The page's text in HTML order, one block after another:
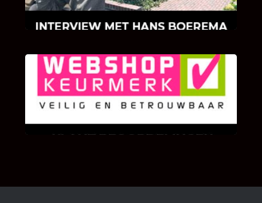
klinkers en tegels!
KLANT BEOORDELINGEN
We zijn er zeer op gesteld om te weten wat u
als klant van ons en onze diensten vindt.